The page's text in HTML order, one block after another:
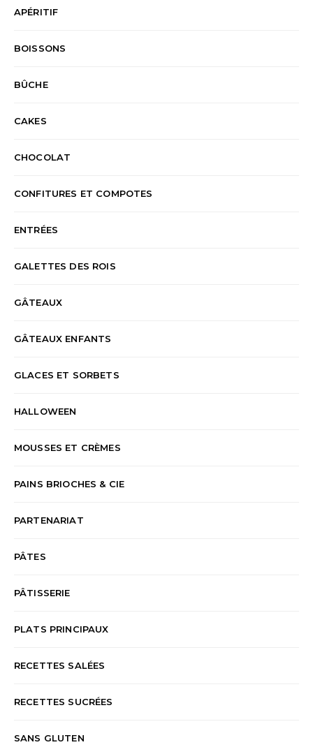
APÉRITIF
BOISSONS
BÛCHE
CAKES
CHOCOLAT
CONFITURES ET COMPOTES
ENTRÉES
GALETTES DES ROIS
GÂTEAUX
GÂTEAUX ENFANTS
GLACES ET SORBETS
HALLOWEEN
MOUSSES ET CRÈMES
PAINS BRIOCHES & CIE
PARTENARIAT
PÂTES
PÂTISSERIE
PLATS PRINCIPAUX
RECETTES SALÉES
RECETTES SUCRÉES
SANS GLUTEN